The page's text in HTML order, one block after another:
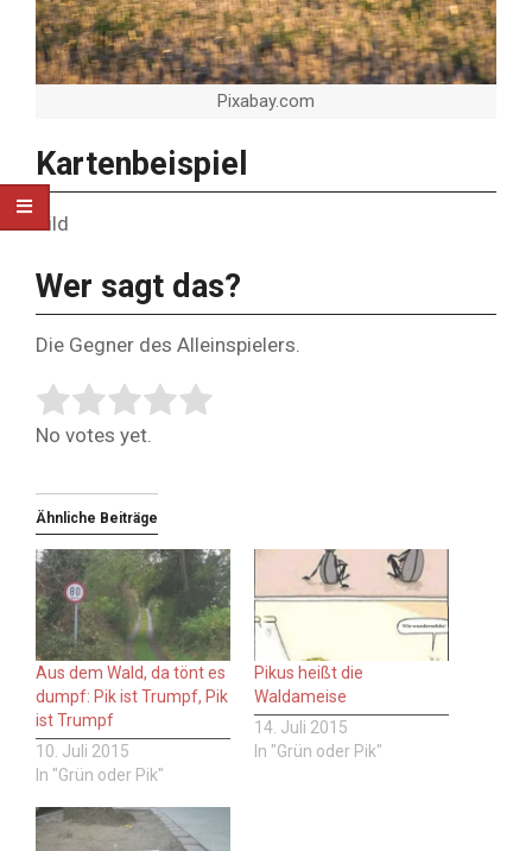
Pixabay.com
Kartenbeispiel
Bild
Wer sagt das?
Die Gegner des Alleinspielers.
Rate this item:
Submit Rating
No votes yet.
Ähnliche Beiträge
Aus dem Wald, da tönt es
dumpf: Pik ist Trumpf, Pik
ist Trumpf
10. Juli 2015
In "Grün oder Pik"
Pikus heißt die
Waldameise
14. Juli 2015
In "Grün oder Pik"